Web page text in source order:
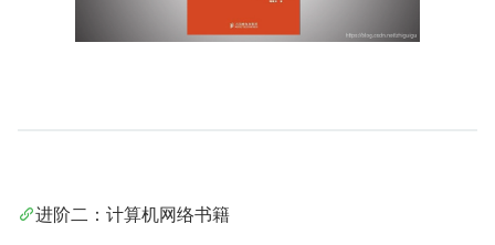
进阶二：计算机网络书籍